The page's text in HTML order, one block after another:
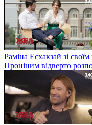
Раміна Есхакзай зі
Проніним відверто